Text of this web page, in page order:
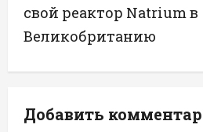
а
ц
и
я
свой реактор Natrium в
Великобританию
Добавить